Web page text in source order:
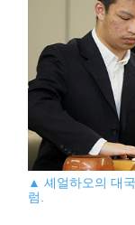
▲ 셰얼하오의 대
럼.